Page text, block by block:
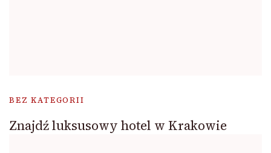
BEZ KATEGORII
Znajdź luksusowy hotel w Krakowie